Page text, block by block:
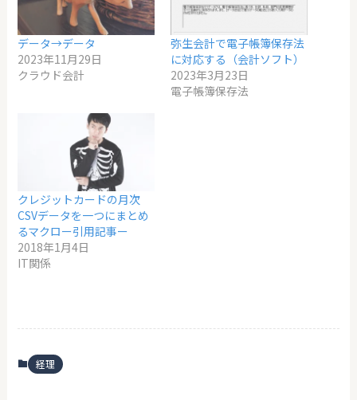
データ→データ
2023年11月29日
クラウド会計
弥生会計で電子帳簿保存法
に対応する（会計ソフト）
2023年3月23日
電子帳簿保存法
クレジットカードの月次
CSVデータを一つにまとめ
るマクロー引用記事ー
2018年1月4日
IT関係
経理